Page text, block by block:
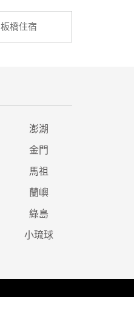
板橋住宿
澎湖
金門
馬祖
蘭嶼
綠島
小琉球